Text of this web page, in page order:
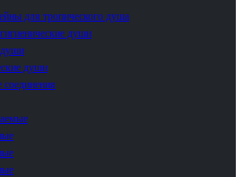
для тропического душа
души
души